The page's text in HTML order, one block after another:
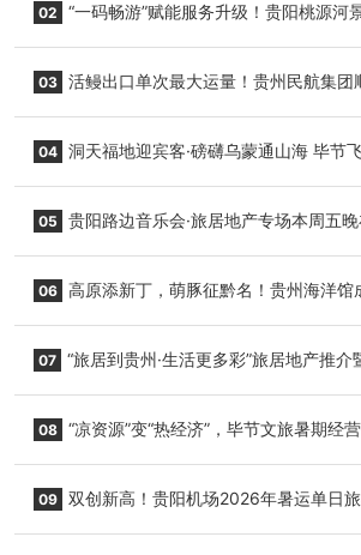
02 “一码畅游”赋能服务升级！贵阳桃源河
03 活鳗出口单次最大运量！贵州民航集团
04 洞天福地迎宾客·磅礴乌蒙通山海 毕节
05 贵阳路边音乐会·旅居地产专场本周五
06 高原添新丁，萌豚征黔名！贵州海洋馆
07 “旅居到贵州·生活更多彩”旅居地产推介
08 “凉资源”变“热经济”，毕节文旅暑期经
09 双创新高！贵阳机场2026年暑运单日